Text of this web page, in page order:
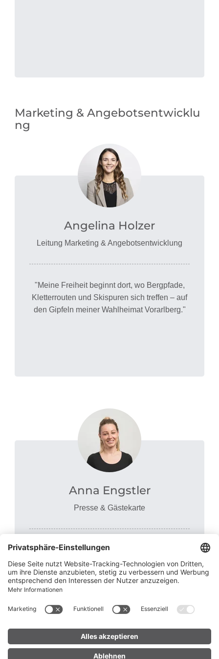
Marketing & Angebotsentwicklu
ng
Angelina Holzer
Leitung Marketing & Angebotsentwicklung
"Meine Freiheit beginnt dort, wo Bergpfade,
Kletterrouten und Skispuren sich treffen – auf
den Gipfeln meiner Wahlheimat Vorarlberg."
Anna Engstler
Presse & Gästekarte
"Am liebsten bin ich in den Bergen unterwegs.
Sommer wie Winter. Schön, dass sich das gut
mit meinem Job vereinbaren lässt."